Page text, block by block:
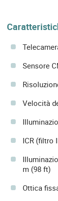
Sensore
Velocità
ICR (filtro
m (98 ft)
Ottica